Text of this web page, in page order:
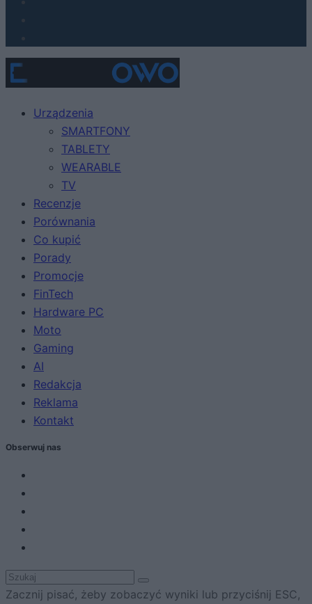
Urządzenia
SMARTFONY
TABLETY
WEARABLE
TV
Recenzje
Porównania
Co kupić
Porady
Promocje
FinTech
Hardware PC
Moto
Gaming
AI
Redakcja
Reklama
Kontakt
Obserwuj nas
Zacznij pisać, żeby zobaczyć wyniki lub przyciśnij ESC,